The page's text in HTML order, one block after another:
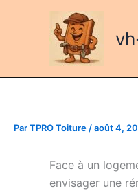
ParTPRO Toiture /août 4,
Face à un
envisager une